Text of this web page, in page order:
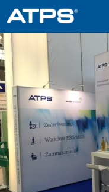
Zeit und Zutritt – ATPS-